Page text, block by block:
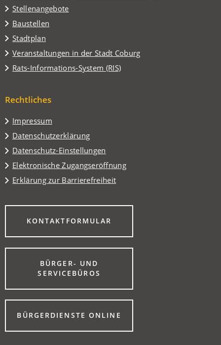
Stellenangebote
Baustellen
Stadtplan
(Öffnet
in
einem
neuen
Veranstaltungen in der Stadt Coburg
(Öffnet
in
einem
Tab)
Rats-Informations-System (RIS)
(Öffnet
neuen
Rechtliches
Impressum
Datenschutzerklärung
Datenschutz-Einstellungen
Elektronische Zugangseröffnung
Erklärung zur Barrierefreiheit
KONTAKTFORMULAR
(ÖFFNET
NEUEN
BÜRGER- UND
SERVICEBÜROS
(ÖFFNET
EINEM
NEUEN
TAB)BÜRGERDIENSTE ONLINE
(ÖFFNET
EINEM